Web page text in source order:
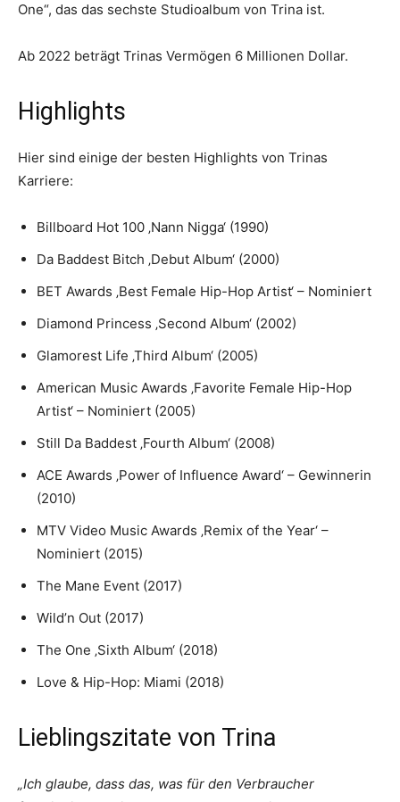
One“, das das sechste Studioalbum von Trina ist.
Ab 2022 beträgt Trinas Vermögen 6 Millionen Dollar.
Highlights
Hier sind einige der besten Highlights von Trinas
Karriere:
Billboard Hot 100 ‚Nann Nigga‘ (1990)
Da Baddest Bitch ‚Debut Album‘ (2000)
BET Awards ‚Best Female Hip-Hop Artist‘ – Nominiert
Diamond Princess ‚Second Album‘ (2002)
Glamorest Life ‚Third Album‘ (2005)
American Music Awards ‚Favorite Female Hip-Hop
Artist‘ – Nominiert (2005)
Still Da Baddest ‚Fourth Album‘ (2008)
ACE Awards ‚Power of Influence Award‘ – Gewinnerin
(2010)
MTV Video Music Awards ‚Remix of the Year‘ –
Nominiert (2015)
The Mane Event (2017)
Wild’n Out (2017)
The One ‚Sixth Album‘ (2018)
Love & Hip-Hop: Miami (2018)
Lieblingszitate von Trina
„Ich glaube, dass das, was für den Verbraucher